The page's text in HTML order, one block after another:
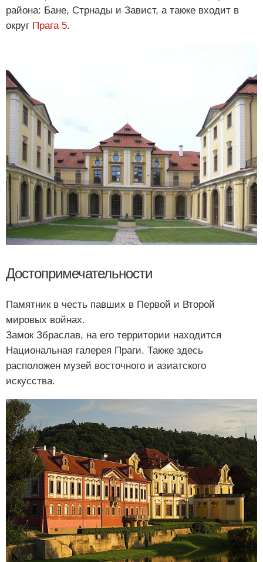
района: Бане, Стрнады и Завист, а также входит в
округ Прага 5.
Достопримечательности
Памятник в честь павших в Первой и Второй
мировых войнах.
Замок Збраслав, на его территории находится
Национальная галерея Праги. Также здесь
расположен музей восточного и азиатского
искусства.